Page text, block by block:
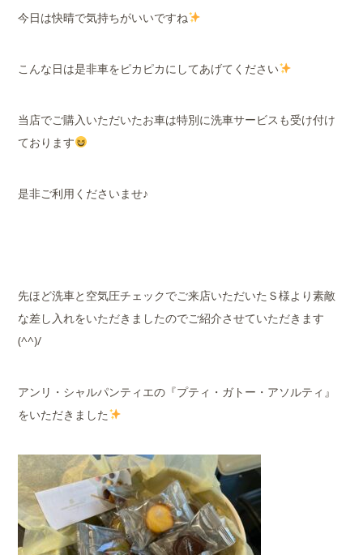
今日は快晴で気持ちがいいですね
こんな日は是非車をピカピカにしてあげてください
当店でご購入いただいたお車は特別に洗車サービスも受け付け
ております
是非ご利用くださいませ♪
先ほど洗車と空気圧チェックでご来店いただいたＳ様より素敵
な差し入れをいただきましたのでご紹介させていただきます
(^^)/
アンリ・シャルパンティエの『プティ・ガトー・アソルティ』
をいただきました